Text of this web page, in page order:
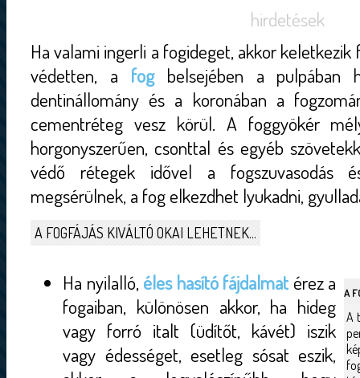
hirdetések
Ha valami ingerli a fogideget, akkor
védetten, a fogbelsejében a pulpában
dentinállomány és a koronában a
cementréteg vesz körül. A foggyökér
horgonyszerűen, csonttal és egyéb
védő rétegek idővel a fogszuvasodás
megsérülnek, a fog elkezdhet lyukadni,
A FOGFÁJÁS KIVÁLTÓ OKAI LEHETNEK...
A
A
Ha nyilalló, éles hasító fájdalmat érez a
fogaiban, különösen akkor, ha hideg
vagy forró italt (üdítőt, kávét) iszik
vagy édességet, esetleg sósat eszik,